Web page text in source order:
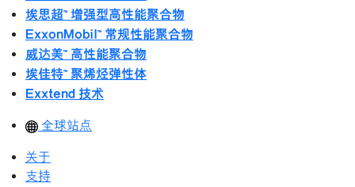
埃思超™ 增强型高性能聚合物
ExxonMobil™ 常规性能聚合物
威达美™ 高性能聚合物
埃佳特™ 聚烯烃弹性体
Exxtend 技术
全球站点
关于
支持